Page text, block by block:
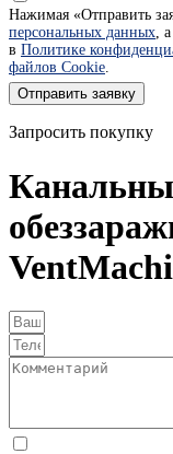
Нажимая «Отправить
персональных данных,
в Политике
файлов Cookie.
Отправить заявку
Запросить покупку